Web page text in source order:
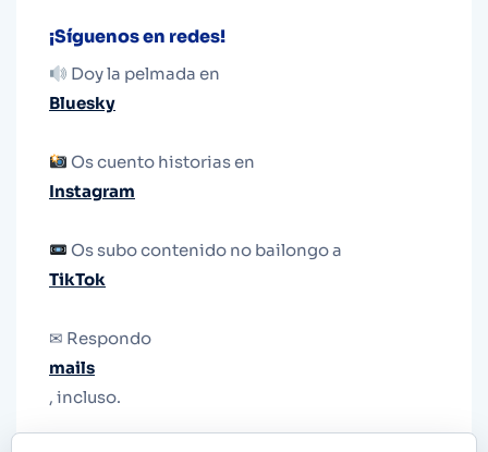
¡Síguenos en redes!
Doy la pelmada en
Bluesky
Os cuento historias en
Instagram
Os subo contenido no bailongo a
TikTok
✉ Respondo
mails
, incluso.